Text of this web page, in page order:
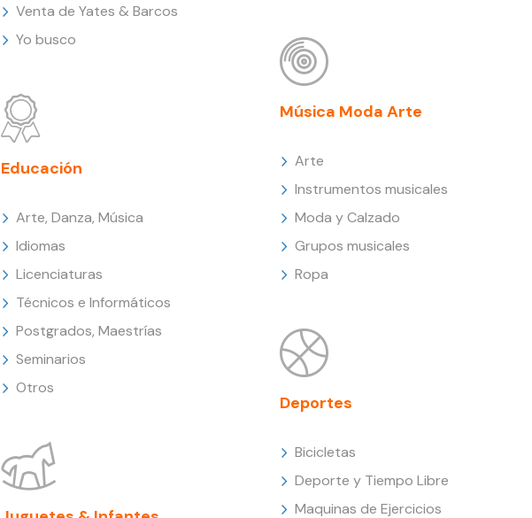
Venta de Yates & Barcos
Yo busco
Educación
Arte, Danza, Música
Idiomas
Licenciaturas
Técnicos e Informáticos
Postgrados, Maestrías
Seminarios
Otros
Música Moda Arte
Arte
Instrumentos musicales
Moda y Calzado
Grupos musicales
Ropa
Deportes
Bicicletas
Deporte y Tiempo Libre
Maquinas de Ejercicios